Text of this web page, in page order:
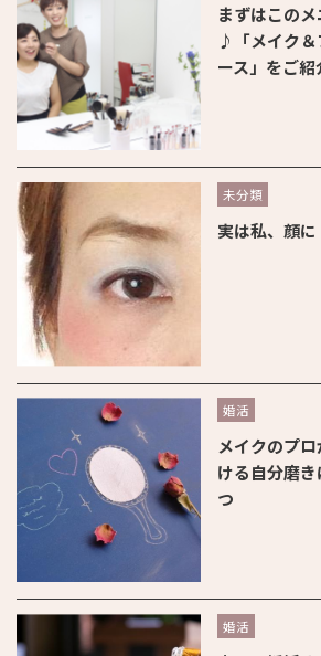
まずはこの
♪「メイク＆
ース」をご紹
未分類
実は私、顔に
婚活
メイクのプ
ける自分磨
つ
婚活